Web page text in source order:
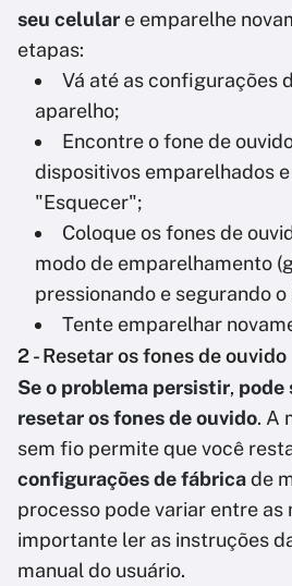
seu celular e emparelhe
etapas:
Vá até as configurações
aparelho;
Encontre o fone de
dispositivos emparelhados
"Esquecer";
Coloque os fones de
modo de emparelhamento
pressionando e segurando
Tente emparelhar
2 - Resetar os fones de ouvido
Se o problema persistir, pode
resetar os fones de ouvido. A
sem fio permite que você
configurações de fábricade
processo pode variar entre as
importante ler as instruções
manual do usuário.